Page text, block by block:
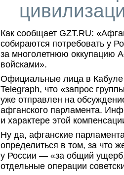
Как сообщает GZT.RU:
собираются потребовать у
за многолетнюю оккупацию
войсками».
Официальные лица в
Telegraph, что «запрос
уже отправлен на
афганского парламента.
и характере этой
Ну да, афганские
определиться в том, за что
у России — «за общий
отдельные операции